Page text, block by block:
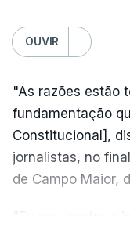
OUVIR
"As razões estão
fundamentação
Constitucional],
jornalistas, no
de Campo Maior,